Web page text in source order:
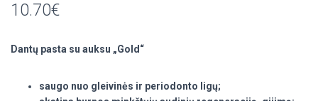
10.70€
Dantų pasta su auksu „Gold“
saugo nuo gleivinės ir periodonto ligų;